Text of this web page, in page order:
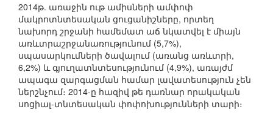
2014թ. առաջին ութ ամիսների ամփոփ
մակրոտնտեսական ցուցանիշները, որտեղ
նախորդ շրջանի համեմատ աճ նկատվել է միայն
առևտրաշրջանառությունում (5,7%),
սպասարկումների ծավալում (առանց առևտրի,
6,2%) և գյուղատնտեսությունում (4,9%), առայժմ
ապագա զարգացման համար լավատեսություն չեն
ներշնչում։ 2014-ը հազիվ թե դառնար որակական
սոցիալ-տնտեսական փոփոխությունների տարի։